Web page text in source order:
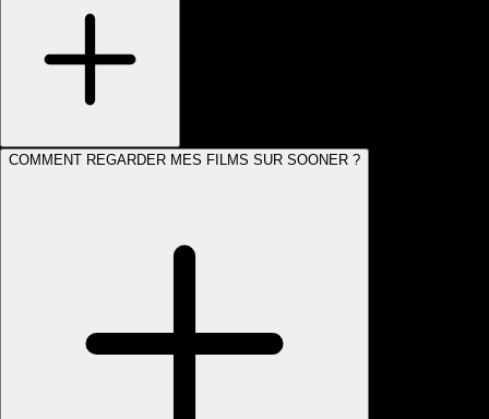
COMMENT REGARDER MES FILMS SUR SOONER ?